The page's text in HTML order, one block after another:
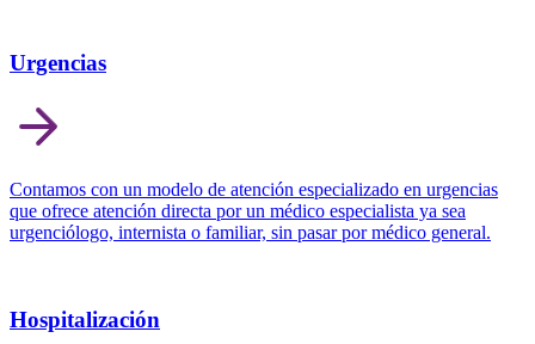
Urgencias
Contamos con un modelo de atención especializado en urgencias
que ofrece atención directa por un médico especialista ya sea
urgenciólogo, internista o familiar, sin pasar por médico general.
Hospitalización